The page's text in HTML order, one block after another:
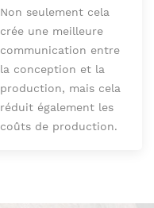
Non seulement cela
crée une meilleure
communication entre
la conception et la
production, mais cela
réduit également les
coûts de production.